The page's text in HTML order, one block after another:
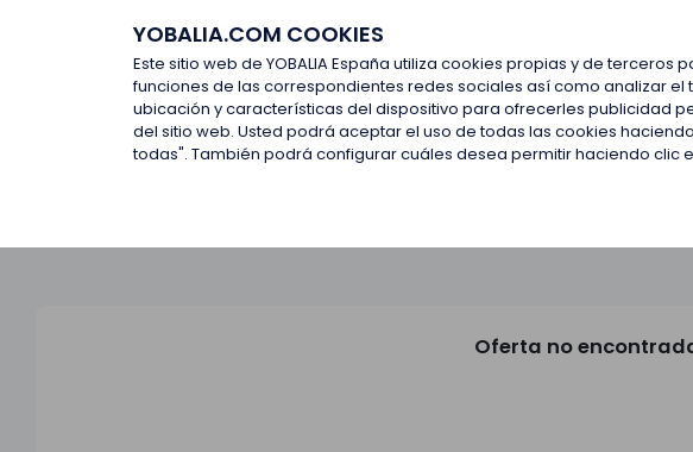
YOBALIA.COM COOKIES
Este sitio web de YOBALIA España utiliza cookies propias y de
funciones de las correspondientes redes sociales así como analizar
ubicación y características del dispositivo para ofrecerles publicidad
del sitio web. Usted podrá aceptar el uso de todas las cookies
todas". También podrá configurar cuáles desea permitir haciendo clic
Últimas ofertas
Últimas ofertas
Oferta no